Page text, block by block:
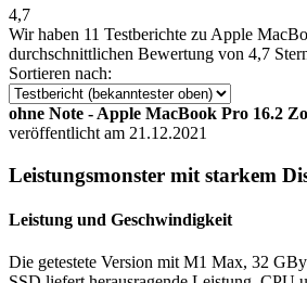
4,7
Wir haben 11 Testberichte zu Apple
durchschnittlichen Bewertung von 4,7
Sortieren nach:
ohne Note - Apple MacBook Pro 16.2
veröffentlicht am 21.12.2021
Leistungsmonster mit starkem
Leistung und Geschwindigkeit
Die getestete Version mit M1 Max, 32